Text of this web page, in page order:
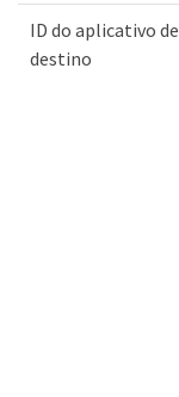
ID do aplicativo de
destino